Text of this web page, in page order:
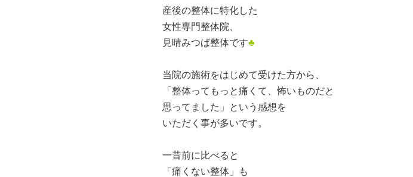
産後の整体に特化した
女性専門整体院、
見晴みつば整体です♣
当院の施術をはじめて受けた方から、
「整体ってもっと痛くて、怖いものだと
思ってました」という感想を
いただく事が多いです。
一昔前に比べると
「痛くない整体」も